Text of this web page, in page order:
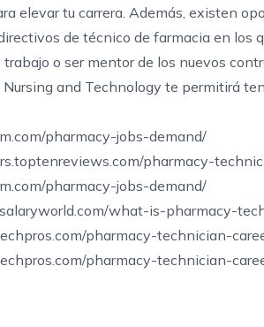
elevar tu carrera. Además, existen
de técnico de farmacia en los
trabajo o ser mentor de los nuevos
Nursing and Technology te permitirá
pharmacy-jobs-demand/
pharmacy-
pharmacy-jobs-demand/
what-is-pharmacy-
pharmacy-technician-
pharmacy-technician-